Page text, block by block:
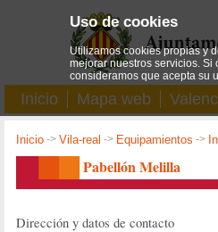
Inicio Mapa web
Inicio ->Vila-real -> Equipamientos ->
Pabellón Melilla
Dirección y datos de contacto
Uso de cookies
Utilizamos cookies propias y
mejorar nuestros servicios. Si
consideramos que acepta su